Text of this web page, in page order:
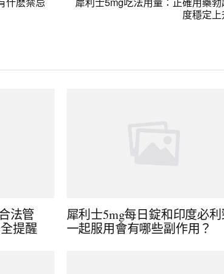
度穩定上
法管
提醒
犀利士5mg每日錠和印度必
一起服用會有哪些副作用？